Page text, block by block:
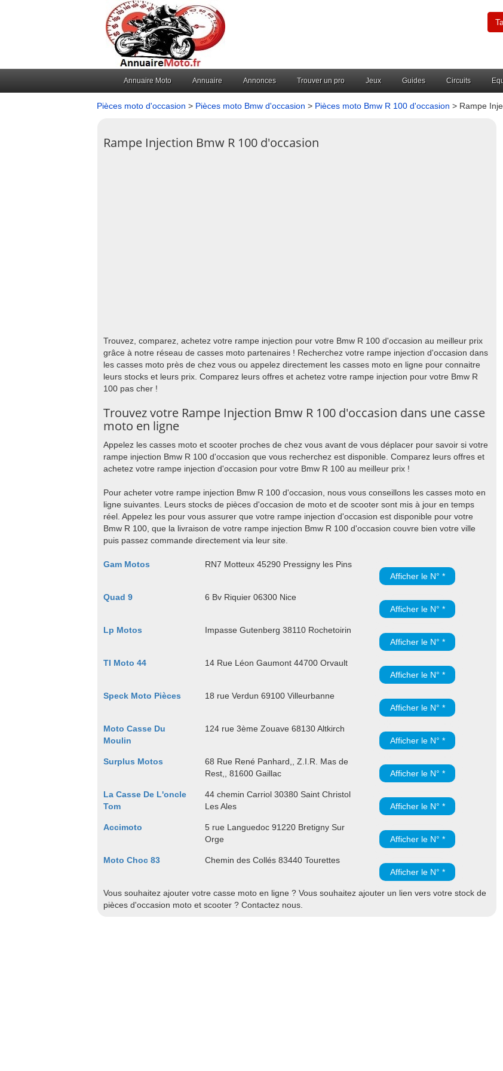
Annuaire Moto Annuaire Annonces Trouver un pro Jeux Guides Circuits
Pièces moto d'occasion > Pièces moto Bmw d'occasion > Pièces moto Bmw R 100 d'occasion > Rampe
Rampe Injection Bmw R 100 d'occasion
Trouvez, comparez, achetez votre rampe injection pour votre Bmw R 100 d'occasion au meilleur prix
grâce à notre réseau de casses moto partenaires ! Recherchez votre rampe injection d'occasion dans
les casses moto près de chez vous ou appelez directement les casses moto en ligne pour connaitre
leurs stocks et leurs prix. Comparez leurs offres et achetez votre rampe injection pour votre Bmw R
100 pas cher !
Trouvez votre Rampe Injection Bmw R 100 d'occasion dans une casse
moto en ligne
Appelez les casses moto et scooter proches de chez vous avant de vous déplacer pour savoir si votre
rampe injection Bmw R 100 d'occasion que vous recherchez est disponible. Comparez leurs offres et
achetez votre rampe injection d'occasion pour votre Bmw R 100 au meilleur prix !
Pour acheter votre rampe injection Bmw R 100 d'occasion, nous vous conseillons les casses moto en
ligne suivantes. Leurs stocks de pièces d'occasion de moto et de scooter sont mis à jour en temps
réel. Appelez les pour vous assurer que votre rampe injection d'occasion est disponible pour votre
Bmw R 100, que la livraison de votre rampe injection Bmw R 100 d'occasion couvre bien votre ville
puis passez commande directement via leur site.
Gam Motos
RN7 Motteux 45290 Pressigny les Pins
Afficher le N° *
Quad 9
6 Bv Riquier 06300 Nice
Afficher le N° *
Lp Motos
Impasse Gutenberg 38110 Rochetoirin
Afficher le N° *
TI Moto 44
14 Rue Léon Gaumont 44700 Orvault
Afficher le N° *
Speck Moto Pièces
18 rue Verdun 69100 Villeurbanne
Afficher le N° *
Moto Casse Du
Moulin
124 rue 3ème Zouave 68130 Altkirch
Afficher le N° *
Surplus Motos
68 Rue René Panhard,, Z.I.R. Mas de
Rest,, 81600 Gaillac
Afficher le N° *
La Casse De L'oncle
Tom
44 chemin Carriol 30380 Saint Christol
Les Ales
Afficher le N° *
Accimoto
5 rue Languedoc 91220 Bretigny Sur
Orge
Afficher le N° *
Moto Choc 83
Chemin des Collés 83440 Tourettes
Afficher le N° *
Vous souhaitez ajouter votre casse moto en ligne ? Vous souhaitez ajouter un lien vers votre stock de
pièces d'occasion moto et scooter ? Contactez nous.